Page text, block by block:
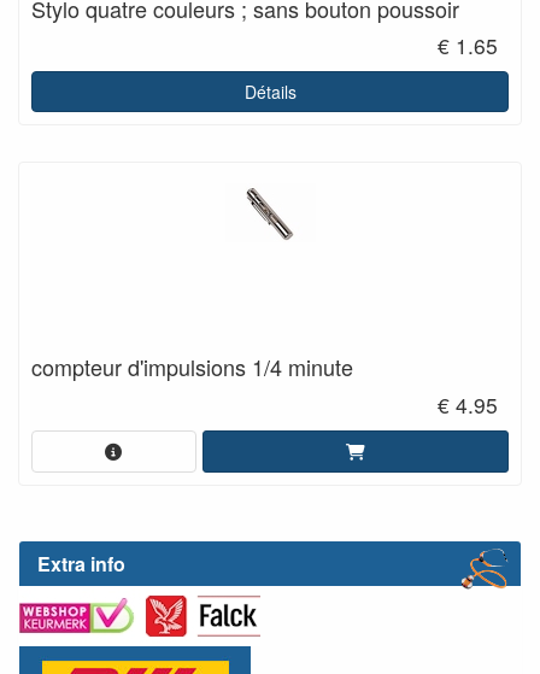
Extra info
Stylo quatre couleurs ; sans bouton poussoir
€ 1.65
Détails
compteur d'impulsions 1/4 minute
€ 4.95